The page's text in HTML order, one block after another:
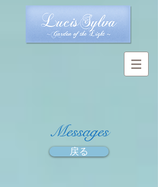
​Messages
戻る